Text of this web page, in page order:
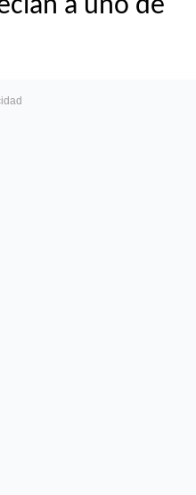
a uno de